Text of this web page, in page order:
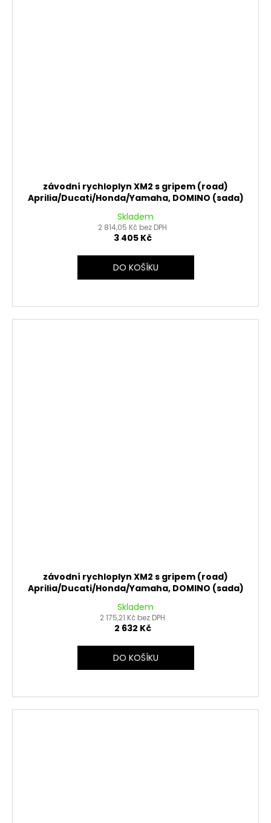
závodní rychloplyn XM2 s gripem (road)
Aprilia/Ducati/Honda/Yamaha, DOMINO (sada)
Skladem
2 814,05 Kč bez DPH
3 405 Kč
DO KOŠÍKU
závodní rychloplyn XM2 s gripem (road)
Aprilia/Ducati/Honda/Yamaha, DOMINO (sada)
Skladem
2 175,21 Kč bez DPH
2 632 Kč
DO KOŠÍKU